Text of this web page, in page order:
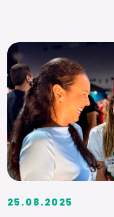
25.08.2025